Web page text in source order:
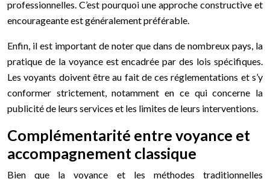
professionnelles. C’est pourquoi une approche constructive et
encourageante est généralement préférable.
Enfin, il est important de noter que dans de nombreux pays, la
pratique de la voyance est encadrée par des lois spécifiques.
Les voyants doivent être au fait de ces réglementations et s’y
conformer strictement, notamment en ce qui concerne la
publicité de leurs services et les limites de leurs interventions.
Complémentarité entre voyance et
accompagnement classique
Bien que la voyance et les méthodes traditionnelles